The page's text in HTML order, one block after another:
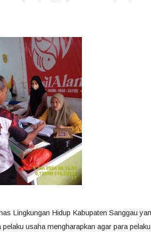
Lingkungan Hidup Kabupaten Sanggau
usaha mengharapkan agar para